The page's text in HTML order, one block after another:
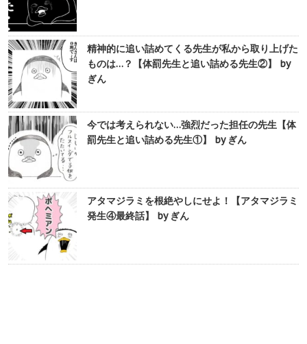
精神的に追い詰めてくる先生が私から取り上げた
ものは…？【体罰先生と追い詰める先生②】 by
ぎん
今では考えられない…強烈だった担任の先生【体
罰先生と追い詰める先生①】 by ぎん
アタマジラミを根絶やしにせよ！【アタマジラミ
発生④最終話】 by ぎん